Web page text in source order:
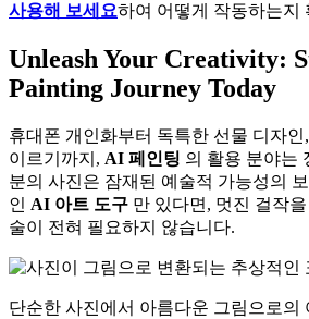
사용해 보세요하여 어떻게 작동하는지
Unleash Your Creativity:
Painting Journey Today
휴대폰 개인화부터 독특한 선물 디자인
이르기까지, AI 페인팅 의 활용 분야는
분의 사진은 잠재된 예술적 가능성의
인 AI 아트 도구 만 있다면, 멋진 걸작
술이 전혀 필요하지 않습니다.
단순한 사진에서 아름다운 그림으로의